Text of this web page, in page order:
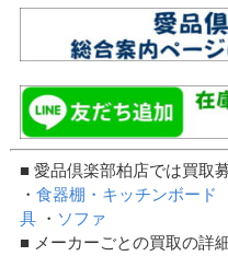
■ 愛品倶楽部柏店では買取
・食器棚・キッチンボード
具 ・ ソファ
■ メーカーごとの買取の詳